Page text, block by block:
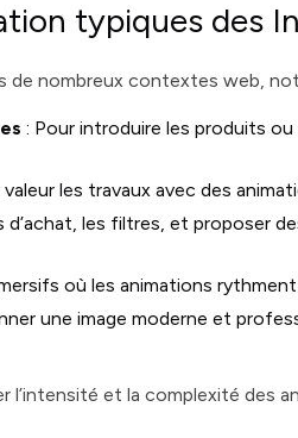
typiques des
de nombreux contextes web,
: Pour introduire les produits
les travaux avec des
d’achat, les filtres, et proposer
où les animations
une image moderne et
l’intensité et la complexité des